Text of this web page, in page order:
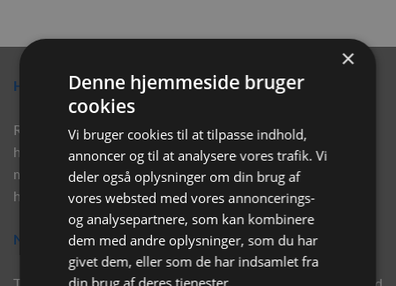
Mulighederne
kan
på
varesiden
Hvorfor vælge Rabbitpet?
Rabbitpet sælger ikke kun kvalitetsprodukter såsom, foder,
hø, aktivering, strøelse mm. til vores kunder. Vi hjælper også
med rådgivning, så tøv ikke med at skrive eller ring til os for
hjælp..
Nyhedsbrev
Tilmeld dig vores nyhedsbrev og eksklusive tilbud og få tilbud
×
Denne hjemmeside bruger
cookies
Vi bruger cookies til at tilpasse indhold,
annoncer og til at analysere vores trafik. Vi
deler også oplysninger om din brug af
vores websted med vores annoncerings-
og analysepartnere, som kan kombinere
dem med andre oplysninger, som du har
givet dem, eller som de har indsamlet fra
din brug af deres tjenester.